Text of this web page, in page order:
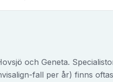
och Geneta.
fall per år) finns